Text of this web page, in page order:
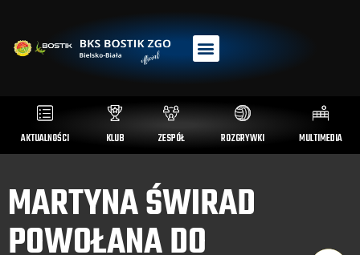
AKTUALNOŚCI KLUB ZESPÓŁ ROZGRYWKI MULTIMEDIA
MARTYNA ŚWIRAD
POWOŁANA DO